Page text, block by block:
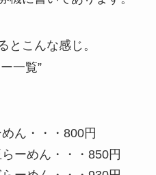
とこんな感じ。
一覧”
ん・・・800円
ーめん・・・850円